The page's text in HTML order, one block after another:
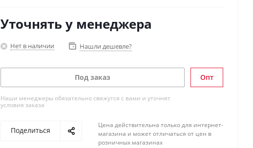
Уточнять у менеджера
Нет в наличии Нашли дешевле?
Под заказ
Наши менеджеры обязательно свяжутся с вами и уточнят
условия заказа
Опт
Поделиться
Цена действительна только для интернет-
магазина и может отличаться от цен в
розничных магазинах